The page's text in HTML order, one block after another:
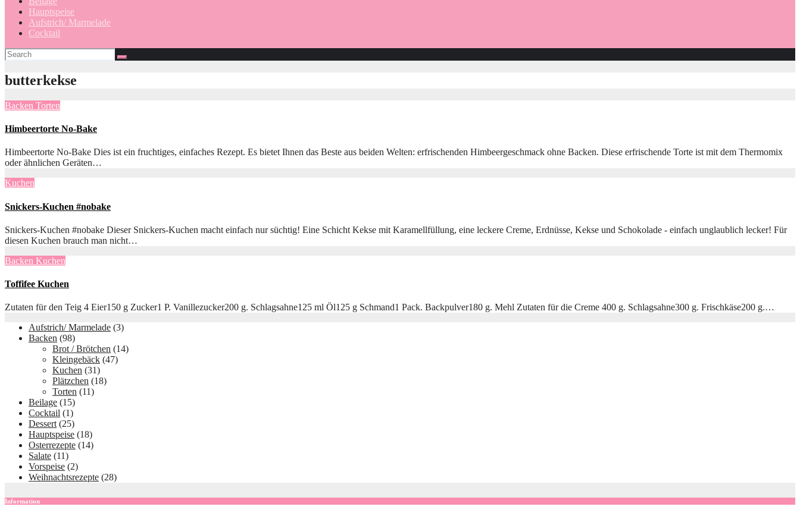
Hauptspeise
Aufstrich/ Marmelade
Cocktail
butterkekse
Backen Torten
Himbeertorte No-Bake
Himbeertorte No-Bake Dies ist ein fruchtiges, einfaches Rezept. Es bietet Ihnen das Beste aus beiden Welten: erfrischenden Himbeergeschmack ohne Backen. Diese erfrischende Torte ist mit dem Thermomix
oder ähnlichen Geräten…
Kuchen
Snickers-Kuchen #nobake
Snickers-Kuchen #nobake Dieser Snickers-Kuchen macht einfach nur süchtig! Eine Schicht Kekse mit Karamellfüllung, eine leckere Creme, Erdnüsse, Kekse und Schokolade - einfach unglaublich lecker! Für
diesen Kuchen brauch man nicht…
Backen Kuchen
Toffifee Kuchen
Zutaten für den Teig 4 Eier150 g Zucker1 P. Vanillezucker200 g. Schlagsahne125 ml Öl125 g Schmand1 Pack. Backpulver180 g. Mehl Zutaten für die Creme 400 g. Schlagsahne300 g. Frischkäse200 g.…
Aufstrich/ Marmelade (3)
Backen (98)
Brot / Brötchen (14)
Kleingebäck (47)
Kuchen (31)
Plätzchen (18)
Torten (11)
Beilage (15)
Cocktail (1)
Dessert(25)
Hauptspeise (18)
Osterrezepte (14)
Salate (11)
Vorspeise (2)
Weihnachtsrezepte (28)
Information